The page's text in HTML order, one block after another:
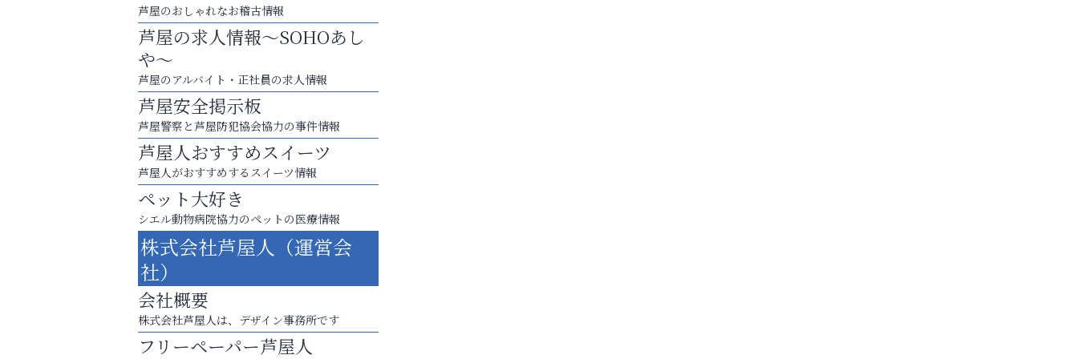
スマホは何時間までなら大丈夫？ ～スマホ時代
に知っておきたい子どもの近視対策～
便利屋ファースト
芦屋のおしゃれなお稽古情報
芦屋の求人情報～SOHOあし
や～
芦屋のアルバイト・正社員の求人情報
芦屋安全掲示板
芦屋警察と芦屋防犯協会協力の事件情報
芦屋人おすすめスイーツ
芦屋人がおすすめするスイーツ情報
ペット大好き
シエル動物病院協力のペットの医療情報
株式会社芦屋人（運営会
社）
会社概要
株式会社芦屋人は、デザイン事務所です
フリーペーパー芦屋人